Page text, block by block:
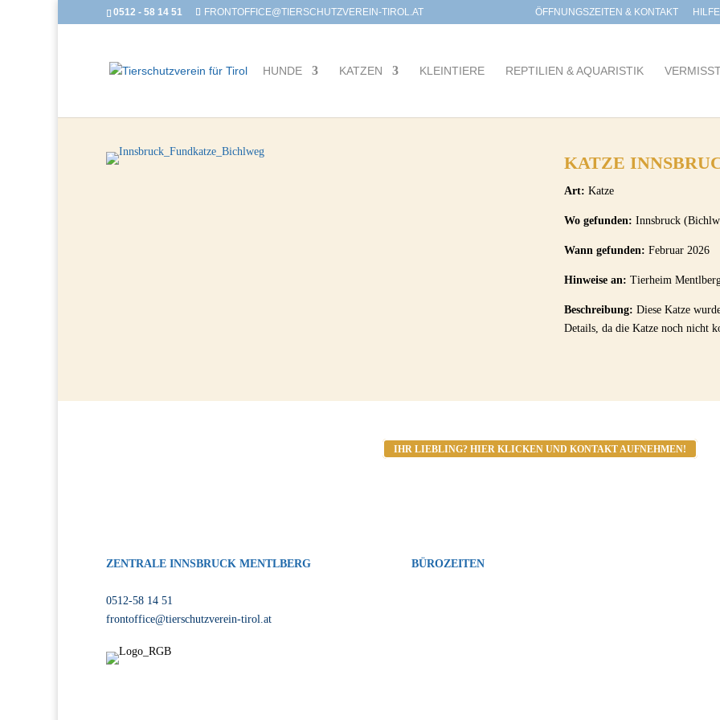
0512 - 58 14 51 FRONTOFFICE@TIERSCHUTZVEREIN-TIROL.AT ÖFFNUNGSZEITEN & KONTAKT
HUNDE KATZEN KLEINTIERE REPTILIEN & AQUARISTIK
KATZE
Art: Katze
Wo gefunden: Innsbruck
Wann gefunden: Februar 2026
Hinweise an: Tierheim
Beschreibung: Diese Katze
Details, da die Katze noch nicht
IHR LIEBLING? HIER KLICKEN UND KONTAKT AUFNEHMEN!
ZENTRALE INNSBRUCK MENTLBERG
0512-58 14 51
frontoffice@tierschutzverein-tirol.at
BÜROZEITEN